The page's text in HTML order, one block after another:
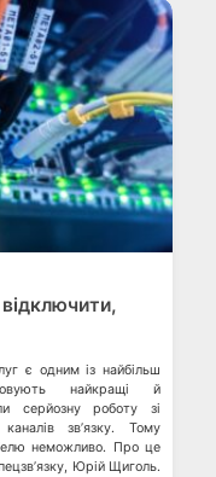
є одним із найбільш
найкращі й
серйозну роботу зі
зв’язку. Тому
неможливо. Про це
Юрій Щиголь.